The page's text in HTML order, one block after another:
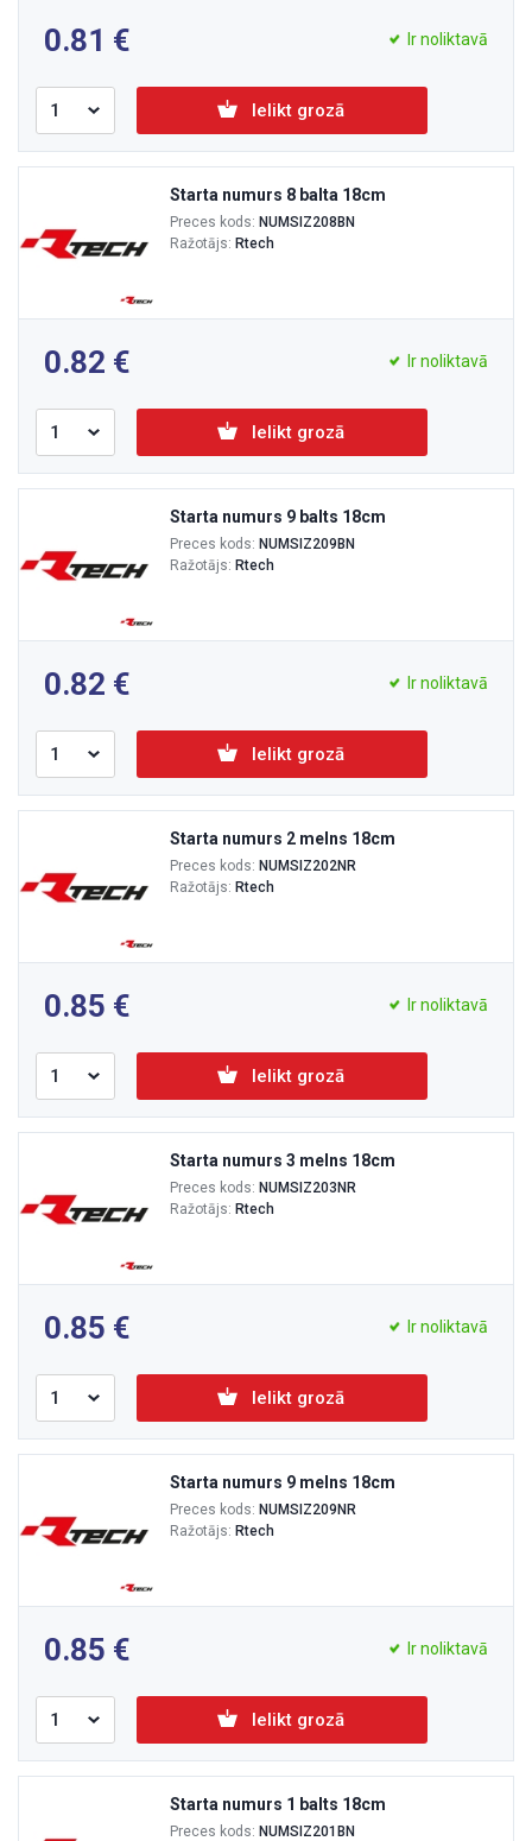
0.81 Ir noliktavā
Ielikt grozā
Starta numurs 8 balta 18cm
Preces kods: NUMSIZ208BN
Ražotājs: Rtech
0.82 Ir noliktavā
Ielikt grozā
Starta numurs 9 balts 18cm
Preces kods: NUMSIZ209BN
Ražotājs: Rtech
0.82 Ir noliktavā
Ielikt grozā
Starta numurs 2 melns 18cm
Preces kods: NUMSIZ202NR
Ražotājs: Rtech
0.85 Ir noliktavā
Ielikt grozā
Starta numurs 3 melns 18cm
Preces kods: NUMSIZ203NR
Ražotājs: Rtech
0.85 Ir noliktavā
Ielikt grozā
Starta numurs 9 melns 18cm
Preces kods: NUMSIZ209NR
Ražotājs: Rtech
0.85 Ir noliktavā
Ielikt grozā
Starta numurs 1 balts 18cm
Preces kods: NUMSIZ201BN